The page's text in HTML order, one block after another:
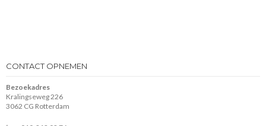
CONTACT OPNEMEN
Bezoekadres
Kralingseweg 226
3062 CG Rotterdam